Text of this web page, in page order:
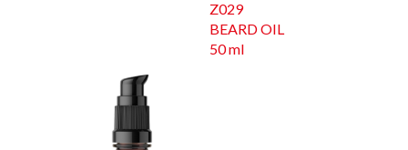
Z029
BEARD OIL
50 ml